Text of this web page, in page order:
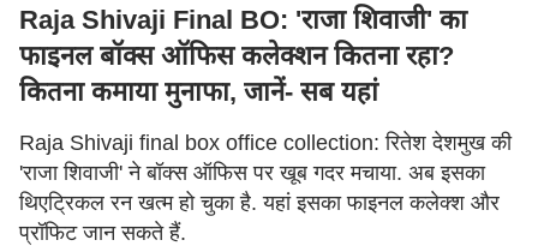
Raja Shivaji Final BO: 'राजा शिवाजी' का
फाइनल बॉक्स ऑफिस कलेक्शन कितना रहा?
कितना कमाया मुनाफा, जानें- सब यहां
Raja Shivaji final box office collection: रितेश देशमुख की
'राजा शिवाजी' ने बॉक्स ऑफिस पर खूब गदर मचाया. अब इसका
थिएट्रिकल रन खत्म हो चुका है. यहां इसका फाइनल कलेक्श और
प्रॉफिट जान सकते हैं.